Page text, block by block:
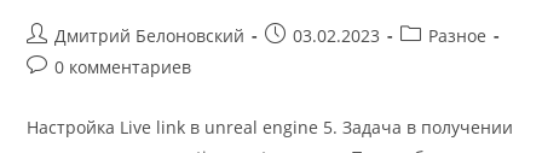
Post
author:
Дмитрий Белоновский
Запись03.02.2023
PostРазное
Post0 комментариев
Настройка Live link в unreal engine 5. Задача в получении